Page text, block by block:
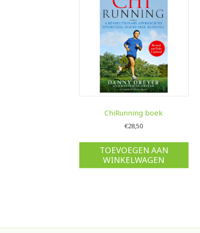
ChiRunning boek
€28,50
TOEVOEGEN AAN
WINKELWAGEN